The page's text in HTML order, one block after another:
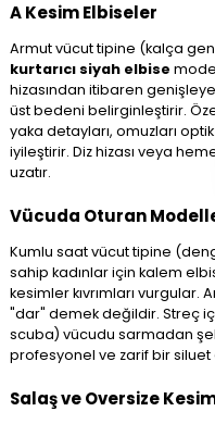
A Kesim Elbiseler
Armut vücut tipine (kalça
kurtarıcı siyah elbise
hizasından itibaren
üst bedeni belirginleştirir.
yaka detayları, omuzları
iyileştirir. Diz hizası veya
uzatır.
Vücuda Oturan
Kumlu saat vücut tipine
sahip kadınlar için kalem
kesimler kıvrımları
"dar" demek değildir. Streç
scuba) vücudu sarmadan
profesyonel ve zarif bir siluet
Salaş ve Oversize